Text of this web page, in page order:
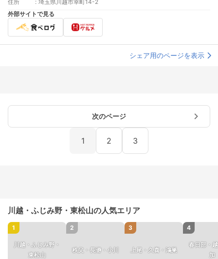
住所 : 埼玉県川越市幸町14-2
外部サイトで見る
シェア用のページを表示
次のページ
1 2 3
川越・ふじみ野・東松山の人気エリア
1
川越・ふじみ野・
東松山
2
秩父・長瀞・小川
3
上尾・久喜・鴻巣
4
春日部・
加